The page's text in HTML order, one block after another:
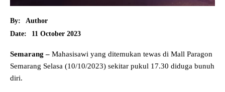
By:
Author
Date:
11 October 2023
Semarang – Mahasisawi yang ditemukan tewas di Mall Paragon
Semarang Selasa (10/10/2023) sekitar pukul 17.30 diduga bunuh
diri.